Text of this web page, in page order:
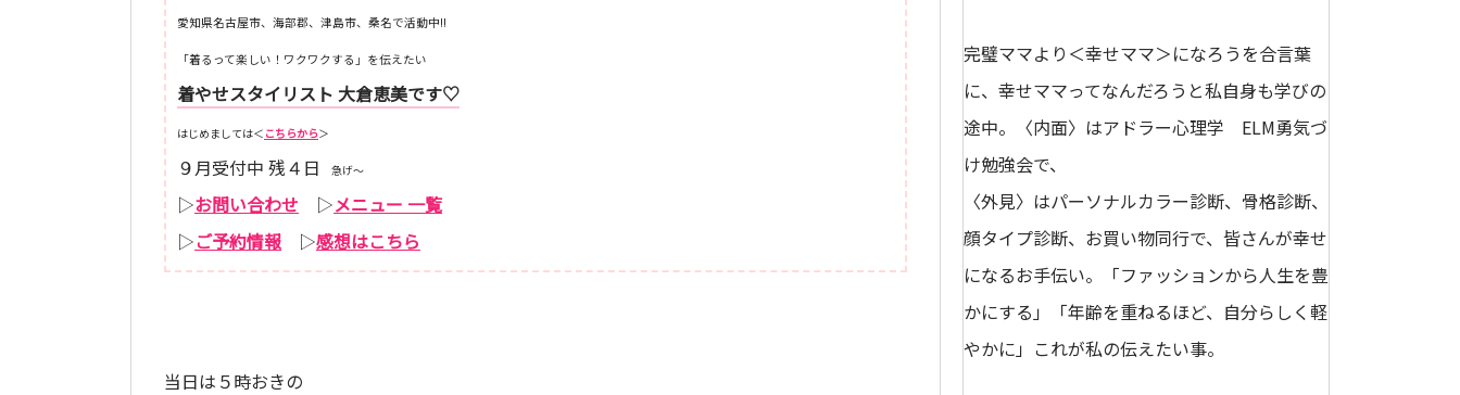
愛知県名古屋市、海部郡、津島市、桑名で活動中!!
「着るって楽しい！ワクワクする」を伝えたい
着やせスタイリスト 大倉恵美です♡
はじめましては＜ こちらから＞
９月受付中 残４日 急げ～
▷お問い合わせ ▷メニュー 一覧
▷ご予約情報 ▷感想はこちら
当日は５時おきの
完璧ママより＜幸せママ＞になろうを合言葉
に、幸せママってなんだろうと私自身も学びの
途中。〈内面〉はアドラー心理学 ELM勇気づ
け勉強会で、
〈外見〉はパーソナルカラー診断、骨格診断、
顔タイプ診断、お買い物同行で、皆さんが幸せ
になるお手伝い。「ファッションから人生を豊
かにする」「年齢を重ねるほど、自分らしく軽
やかに」これが私の伝えたい事。